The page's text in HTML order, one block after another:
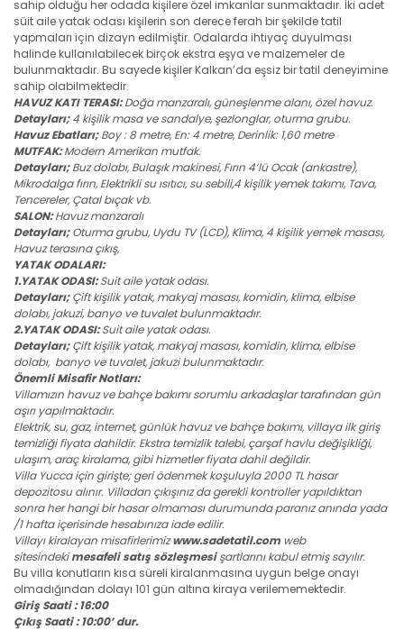
sahip olduğu her odada kişilere özel imkanlar sunmaktadır. İki adet
süit aile yatak odası kişilerin son derece ferah bir şekilde tatil
yapmaları için dizayn edilmiştir. Odalarda ihtiyaç duyulması
halinde kullanılabilecek birçok ekstra eşya ve malzemeler de
bulunmaktadır. Bu sayede kişiler Kalkan’da eşsiz bir tatil deneyimine
sahip olabilmektedir.
HAVUZ KATI TERASI:Doğa manzaralı, güneşlenme alanı, özel havuz.
Detayları;4 kişilik masa ve sandalye, şezlonglar, oturma grubu.
Havuz Ebatları;Boy : 8 metre, En: 4 metre, Derinlik: 1,60 metre
MUTFAK:Modern Amerikan mutfak.
Detayları;Buz dolabı, Bulaşık makinesi, Fırın 4’lü Ocak (ankastre),
Mikrodalga fırın, Elektrikli su ısıtıcı, su sebili,4 kişilik yemek takımı, Tava,
Tencereler, Çatal bıçak vb.
SALON:Havuz manzaralı
Detayları;Oturma grubu, Uydu TV (LCD), Klima, 4 kişilik yemek masası,
Havuz terasına çıkış,
YATAK ODALARI:
1.YATAK ODASI:Suit aile yatak odası.
Detayları;Çift kişilik yatak, makyaj masası, komidin, klima, elbise
dolabı, jakuzi, banyo ve tuvalet bulunmaktadır.
2.YATAK ODASI:Suit aile yatak odası.
Detayları;Çift kişilik yatak, makyaj masası, komidin, klima, elbise
dolabı, banyo ve tuvalet, jakuzi bulunmaktadır.
Önemli Misafir Notları:
Villamızın havuz ve bahçe bakımı sorumlu arkadaşlar tarafından gün
aşırı yapılmaktadır.
Elektrik, su, gaz, internet, günlük havuz ve bahçe bakımı, villaya ilk giriş
temizliği fiyata dahildir. Ekstra temizlik talebi, çarşaf havlu değişikliği,
ulaşım, araç kiralama, gibi hizmetler fiyata dahil değildir.
Villa Yucca için girişte; geri ödenmek koşuluyla 2000 TL hasar
depozitosu alınır. Villadan çıkışınız da gerekli kontroller yapıldıktan
sonra her hangi bir hasar olmaması durumunda paranız anında yada
/1 hafta içerisinde hesabınıza iade edilir.
Villayı kiralayan misafirlerimizwww.sadetatil.com web
sitesindekimesafeli satış sözleşmesişartlarını kabul etmiş sayılır.
Bu villa konutların kısa süreli kiralanmasına uygun belge onayı
olmadığından dolayı 101 gün altına kiraya verilememektedir.
Giriş Saati : 16:00
Çıkış Saati : 10:00’ dur.